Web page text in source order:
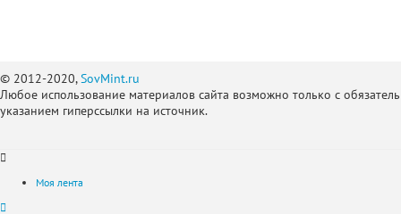
© 2012-2020,SovMint.ru
Любое использование материалов сайта возможно только с
указанием гиперссылки на источник.
Моя лента